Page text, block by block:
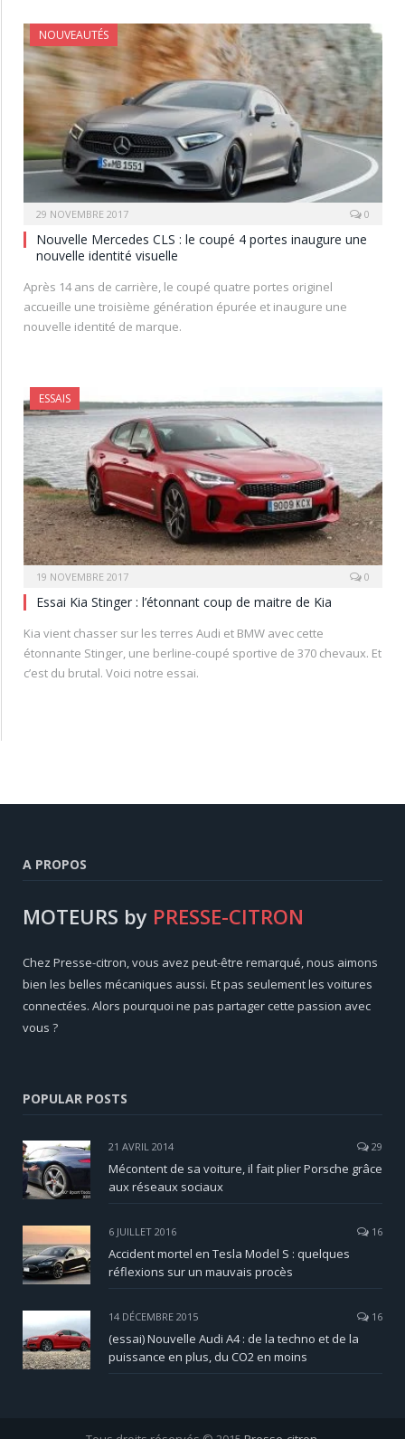
NOUVEAUTÉS
29 NOVEMBRE 2017 0
Nouvelle Mercedes CLS : le coupé 4 portes inaugure une
nouvelle identité visuelle
Après 14 ans de carrière, le coupé quatre portes originel
accueille une troisième génération épurée et inaugure une
nouvelle identité de marque.
ESSAIS
19 NOVEMBRE 2017 0
Essai Kia Stinger : l’étonnant coup de maitre de Kia
Kia vient chasser sur les terres Audi et BMW avec cette
étonnante Stinger, une berline-coupé sportive de 370 chevaux. Et
c’est du brutal. Voici notre essai.
A PROPOS
MOTEURS by PRESSE-CITRON
Chez Presse-citron, vous avez peut-être remarqué, nous aimons
bien les belles mécaniques aussi. Et pas seulement les voitures
connectées. Alors pourquoi ne pas partager cette passion avec
vous ?
POPULAR POSTS
21 AVRIL 2014 29
Mécontent de sa voiture, il fait plier Porsche grâce
aux réseaux sociaux
6 JUILLET 2016 16
Accident mortel en Tesla Model S : quelques
réflexions sur un mauvais procès
14 DÉCEMBRE 2015 16
(essai) Nouvelle Audi A4 : de la techno et de la
puissance en plus, du CO2 en moins